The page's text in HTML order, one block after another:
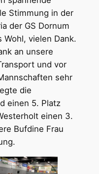
Stimmung in der
der GS Dornum
vielen Dank.
an unsere
und vor
sehr
die
einen 5. Platz
einen 3.
Bufdine Frau